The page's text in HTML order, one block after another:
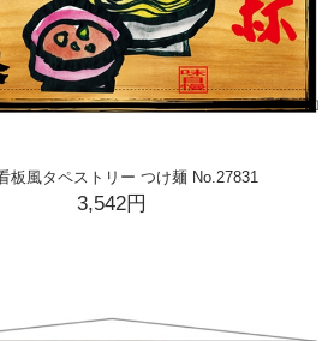
板風タペストリー つけ麺 No.27831
3,542円